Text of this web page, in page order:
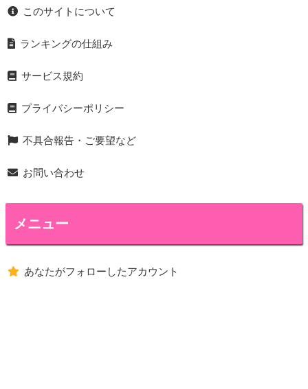
このサイトについて
ランキングの仕組み
サービス規約
プライバシーポリシー
不具合報告・ご要望など
お問い合わせ
メニュー
あなたがフォローしたアカウント